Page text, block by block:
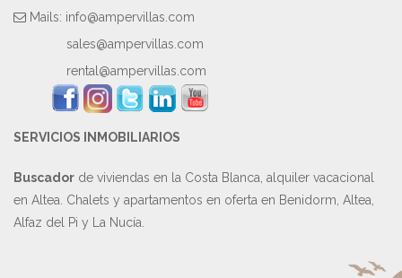
Mails: info@ampervillas.com
sales@ampervillas.com
rental@ampervillas.com
SERVICIOS INMOBILIARIOS
Buscador de viviendas en la Costa Blanca, alquiler vacacional
en Altea. Chalets y apartamentos en oferta en Benidorm, Altea,
Alfaz del Pi y La Nucía.